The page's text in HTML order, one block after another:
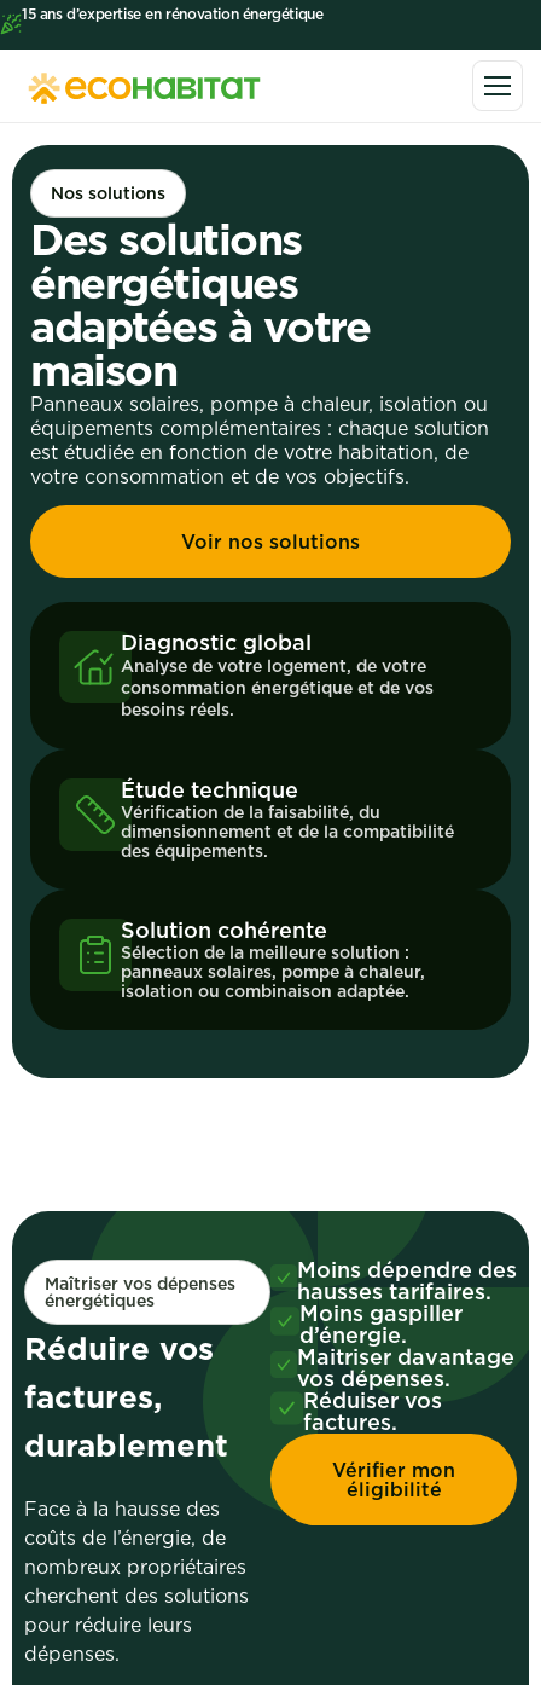
15 ans d’expertise en rénovation énergétique
Des solutions
énergétiques
adaptées à votre
maison
Nos solutions
Panneaux solaires, pompe à chaleur, isolation ou
équipements complémentaires : chaque solution
est étudiée en fonction de votre habitation, de
votre consommation et de vos objectifs.
Voir nos solutions
Diagnostic global
Analyse de votre logement, de votre
consommation énergétique et de vos
besoins réels.
Étude technique
Vérification de la faisabilité, du
dimensionnement et de la compatibilité
des équipements.
Solution cohérente
Sélection de la meilleure solution :
panneaux solaires, pompe à chaleur,
isolation ou combinaison adaptée.
Réduire vos
factures,
durablement
Face à la hausse des
coûts de l’énergie, de
nombreux propriétaires
cherchent des solutions
pour réduire leurs
dépenses.
Maîtriser vos dépenses
énergétiques
Moins dépendre des
hausses tarifaires.
Moins gaspiller
d’énergie.
Maitriser davantage
vos dépenses.
Réduiser vos
factures.
Vérifier mon
éligibilité